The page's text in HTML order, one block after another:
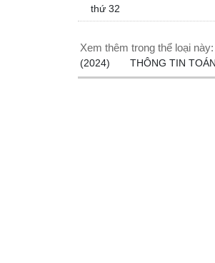
thứ 32
Xem thêm trong thể loại
(2024)
THÔNG TIN